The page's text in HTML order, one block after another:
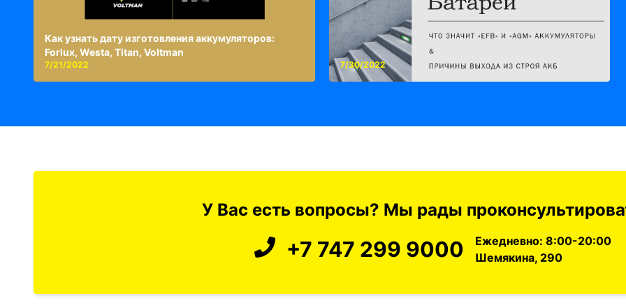
Как узнать дату изготовления аккумуляторов:
Forlux, Westa, Titan, Voltman
7/21/2022 7/30/2022
У Вас есть вопросы? Мы рады
+7 747 299 9000
Ежедневно: 8:00-20:00
Шемякина, 290